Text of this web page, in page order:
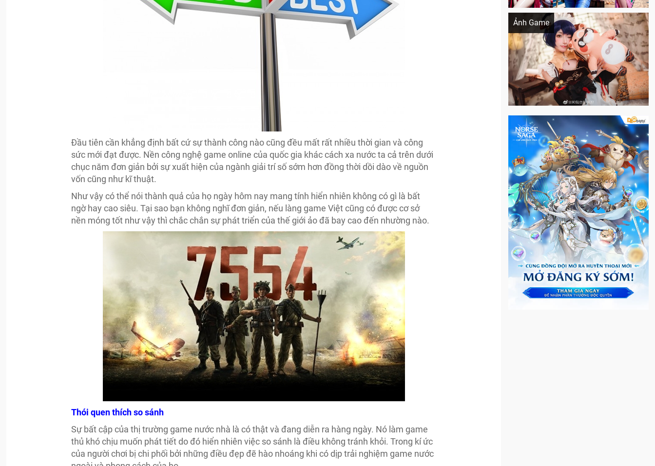
Đầu tiên cần khẳng định bất cứ sự thành công nào cũng đều mất rất nhiều thời gian và công
sức mới đạt được. Nền công nghệ game online của quốc gia khác cách xa nước ta cả trên dưới
chục năm đơn giản bởi sự xuất hiện của ngành giải trí số sớm hơn đồng thời dồi dào về nguồn
vốn cũng như kĩ thuật.
Như vậy có thể nói thành quả của họ ngày hôm nay mang tính hiển nhiên không có gì là bất
ngờ hay cao siêu. Tại sao bạn không nghĩ đơn giản, nếu làng game Việt cũng có được cơ sở
nền móng tốt như vậy thì chắc chắn sự phát triển của thế giới ảo đã bay cao đến nhường nào.
Thói quen thích so sánh
Sự bất cập của thị trường game nước nhà là có thật và đang diễn ra hàng ngày. Nó làm game
thủ khó chịu muốn phát tiết do đó hiển nhiên việc so sánh là điều không tránh khỏi. Trong kí ức
của người chơi bị chi phối bởi những điều đẹp đẽ hào nhoáng khi có dịp trải nghiệm game nước
Ảnh Game
Cosplay Xiangling siêu cute